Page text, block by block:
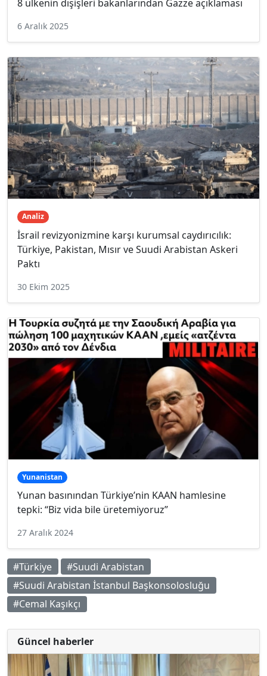
8 ülkenin dışişleri bakanlarından Gazze açıklaması
6 Aralık 2025
Analiz
İsrail revizyonizmine karşı kurumsal caydırıcılık:
Türkiye, Pakistan, Mısır ve Suudi Arabistan Askeri
Paktı
30 Ekim 2025
Yunanistan
Yunan basınından Türkiye’nin KAAN hamlesine
tepki: “Biz vida bile üretemiyoruz”
27 Aralık 2024
#Türkiye
#Suudi Arabistan
#Suudi Arabistan İstanbul Başkonsolosluğu
#Cemal Kaşıkçı
Güncel haberler